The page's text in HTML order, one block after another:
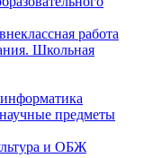
работа
Школьная
предметы
и ОБЖ